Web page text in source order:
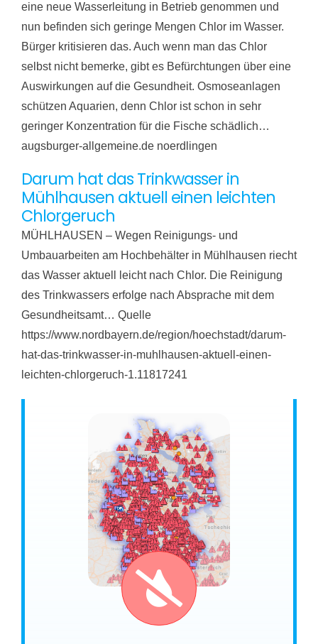
eine neue Wasserleitung in Betrieb genommen und
nun befinden sich geringe Mengen Chlor im Wasser.
Bürger kritisieren das. Auch wenn man das Chlor
selbst nicht bemerke, gibt es Befürchtungen über eine
Auswirkungen auf die Gesundheit. Osmoseanlagen
schützen Aquarien, denn Chlor ist schon in sehr
geringer Konzentration für die Fische schädlich…
augsburger-allgemeine.de noerdlingen
Darum hat das Trinkwasser in
Mühlhausen aktuell einen leichten
Chlorgeruch
MÜHLHAUSEN – Wegen Reinigungs- und
Umbauarbeiten am Hochbehälter in Mühlhausen riecht
das Wasser aktuell leicht nach Chlor. Die Reinigung
des Trinkwassers erfolge nach Absprache mit dem
Gesundheitsamt… Quelle
https://www.nordbayern.de/region/hoechstadt/darum-
hat-das-trinkwasser-in-muhlhausen-aktuell-einen-
leichten-chlorgeruch-1.11817241